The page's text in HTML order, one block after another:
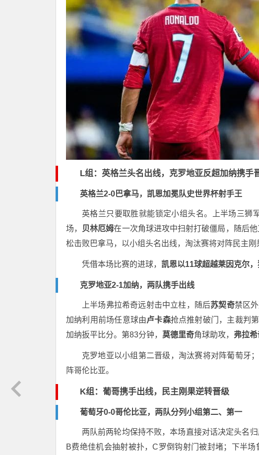
L组：英格兰头名出线，克罗地亚反超加纳携手
英格兰2-0巴拿马，凯恩加冕队史世界杯射手王
英格兰只要取胜就能锁定小组头名。上半场三狮
场，
贝林厄姆在一次角球进攻中扫射打破僵局，随后
松击败巴拿马，以小组头名出线，淘汰赛将对阵民主刚
凭借本场比赛的进球， 凯恩以11球超越莱因克尔
克罗地亚2-1加纳，两队携手出线
上半场弗拉希奇远射击中立柱，随后苏契奇禁区
加纳利用前场任意球由卢卡森抢点推射破门，主裁判
加纳扳平比分。第83分钟， 莫德里奇角球助攻， 弗拉
克罗地亚以小组第二晋级，淘汰赛将对阵葡萄牙
阵哥伦比亚。
K组：葡哥携手出线，民主刚果逆转晋级
葡萄牙0-0哥伦比亚，两队分列小组第二、第一
两队前两轮均保持不败，本场直接对话决定头名
B费绝佳机会抽射被扑，C罗倒钩射门被封堵；下半